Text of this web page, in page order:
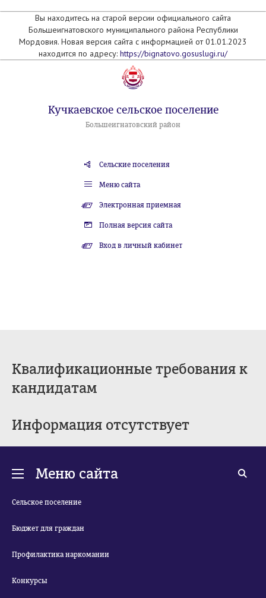
Вы находитесь на старой версии официального сайта
Большеигнатовского муниципального района Республики
Мордовия. Новая версия сайта с информацией от 01.01.2023
находится по адресу: https://bignatovo.gosuslugi.ru/
Кучкаевское сельское поселение
Большеигнатовский район
Сельские поселения
Меню сайта
Электронная приемная
Полная версия сайта
Вход в личный кабинет
Квалификационные требования к
кандидатам
Информация отсутствует
Меню сайта
Сельское поселение
Бюджет для граждан
Профилактика наркомании
Конкурсы